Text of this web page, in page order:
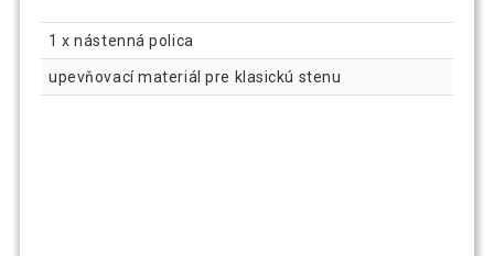
1 x nástenná polica
upevňovací materiál pre klasickú stenu